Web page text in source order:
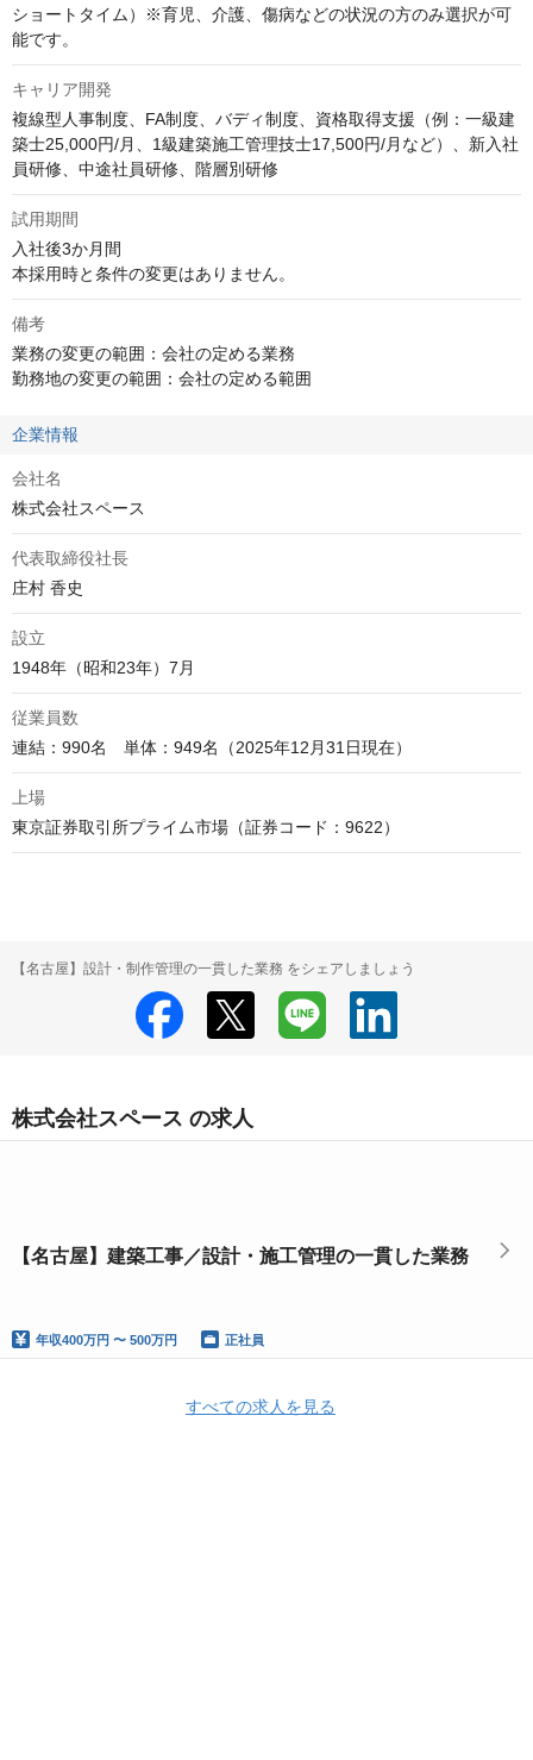
ショートタイム）※育児、介護、傷病などの状況の方のみ選択が可
能です。
キャリア開発
複線型人事制度、FA制度、バディ制度、資格取得支援（例：一級建
築士25,000円/月、1級建築施工管理技士17,500円/月など）、新入社
員研修、中途社員研修、階層別研修
試用期間
入社後3か月間
本採用時と条件の変更はありません。
備考
業務の変更の範囲：会社の定める業務
勤務地の変更の範囲：会社の定める範囲
企業情報
会社名
株式会社スペース
代表取締役社長
庄村 香史
設立
1948年（昭和23年）7月
従業員数
連結：990名　単体：949名（2025年12月31日現在）
上場
東京証券取引所プライム市場（証券コード：9622）
【名古屋】設計・制作管理の一貫した業務 をシェアしましょう
株式会社スペース の求人
【名古屋】建築工事／設計・施工管理の一貫した業務
年収400万円 〜 500万円 正社員
すべての求人を見る